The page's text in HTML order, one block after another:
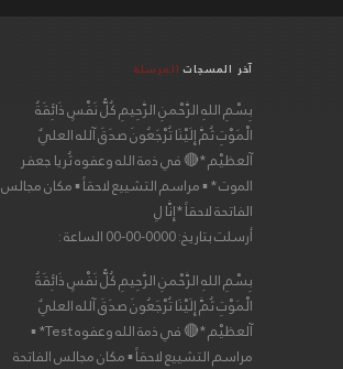
آخر المسجات المرسلة
بِسْمِ اللهِ الرَّحْمنِ الرَّحِيمِ كُلُّ نَفْسٍ ذَائِقَةُ
الْمَوْتِ ثُمَّ إِلَيْنَا تُرْجَعُونَ صدَقَ آلله العليٌ
آلعظيْم *🔴 في ذمة الله وعفوه ثُريا جعفر
الموت * ▪ مراسم التشييع لاحقاً ▪ مكان مجالس
الفاتحة لاحقاً *إِنَّا لِ
أرسلت بتاريخ: 0000-00-00 الساعة :
بِسْمِ اللهِ الرَّحْمنِ الرَّحِيمِ كُلُّ نَفْسٍ ذَائِقَةُ
الْمَوْتِ ثُمَّ إِلَيْنَا تُرْجَعُونَ صدَقَ آلله العليٌ
آلعظيْم *🔴 في ذمة الله وعفوه Test* ▪
مراسم التشييع لاحقاً ▪ مكان مجالس الفاتحة